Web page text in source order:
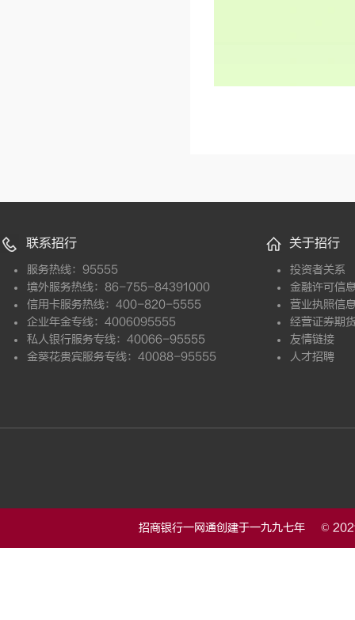
联系招行
服务热线：95555
境外服务热线：86-755-84391000
信用卡服务热线：400-820-5555
企业年金专线：4006095555
私人银行服务专线：40066-95555
金葵花贵宾服务专线：40088-95555
关于招行
投资者关系
金融许可信
营业执照信
经营证券期
友情链接
人才招聘
招商银行一网通创建于一九九七年 ©